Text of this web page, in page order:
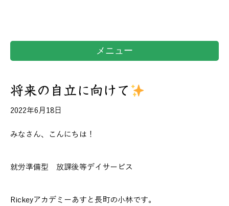
メニュー
将来の自立に向けて
2022年6月18日
みなさん、こんにちは！
就労準備型 放課後等デイサービス
Rickeyアカデミーあすと長町の小林です。